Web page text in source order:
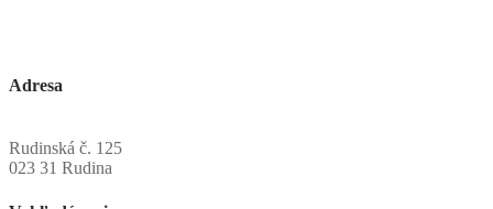
Adresa
Rudinská č. 125
023 31 Rudina